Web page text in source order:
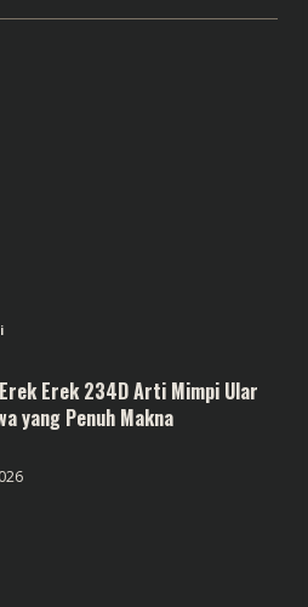
Erek 234D Arti Mimpi Ular
yang Penuh Makna